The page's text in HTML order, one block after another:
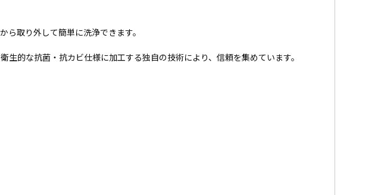
取り外して簡単に洗浄できます。
的な抗菌・抗カビ仕様に加工する独自の技術により、信頼を集めています。